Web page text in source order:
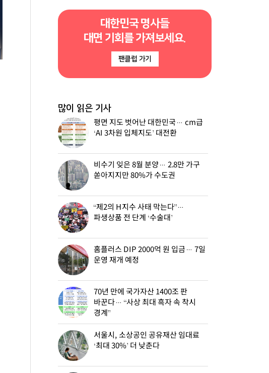
대한민국 명사들
대면 기회를 가져보세요.
팬클럽 가기
많이 읽은 기사
평면 지도 벗어난 대한민국… cm급
‘AI 3차원 입체지도’ 대전환
비수기 잊은 8월 분양… 2.8만 가구
쏟아지지만 80%가 수도권
“제2의 H지수 사태 막는다”…
파생상품 전 단계 ‘수술대’
홈플러스 DIP 2000억 원 입금… 7일
운영 재개 예정
70년 만에 국가자산 1400조 판
바꾼다… “사상 최대 흑자 속 착시
경계”
서울시, 소상공인 공유재산 임대료
‘최대 30%’ 더 낮춘다